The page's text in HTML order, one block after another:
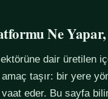
Ne
dair üretilen
taşır: bir yere
eder. Bu sayfa